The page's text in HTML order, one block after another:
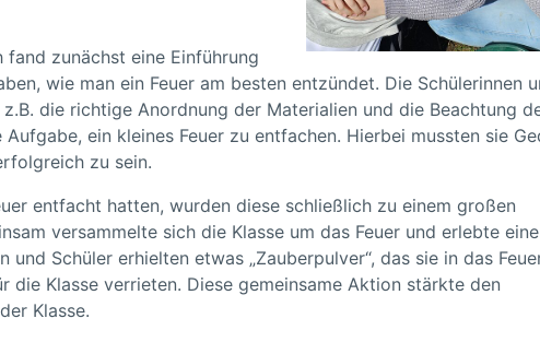
fand zunächst eine Einführung
wie man ein Feuer am besten entzündet. Die Schülerinnen
die richtige Anordnung der Materialien und die Beachtung
ein kleines Feuer zu entfachen. Hierbei mussten sie
zu sein.
entfacht hatten, wurden diese schließlich zu einem großen
versammelte sich die Klasse um das Feuer und erlebte
und Schüler erhielten etwas „Zauberpulver“, das sie in das
die Klasse verrieten. Diese gemeinsame Aktion stärkte den
Klasse.